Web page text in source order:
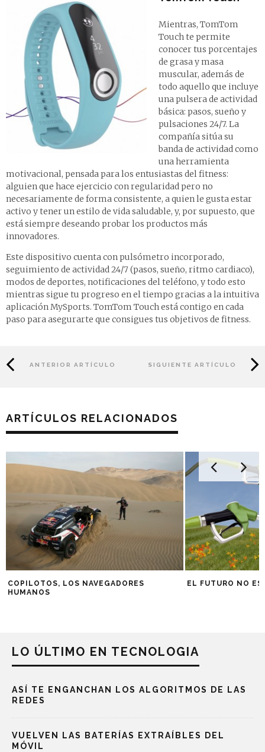
Mientras, TomTom
Touch te permite
conocer tus porcentajes
de grasa y masa
muscular, además de
todo aquello que incluye
una pulsera de actividad
básica: pasos, sueño y
pulsaciones 24/7. La
compañía sitúa su
banda de actividad como
una herramienta
motivacional, pensada para los entusiastas del fitness:
alguien que hace ejercicio con regularidad pero no
necesariamente de forma consistente, a quien le gusta estar
activo y tener un estilo de vida saludable, y, por supuesto, que
está siempre deseando probar los productos más
innovadores.
Este dispositivo cuenta con pulsómetro incorporado,
seguimiento de actividad 24/7 (pasos, sueño, ritmo cardiaco),
modos de deportes, notificaciones del teléfono, y todo esto
mientras sigue tu progreso en el tiempo gracias a la intuitiva
aplicación MySports. TomTom Touch está contigo en cada
paso para asegurarte que consigues tus objetivos de fitness.
ANTERIOR ARTÍCULO SIGUIENTE ARTÍCULO
ARTÍCULOS RELACIONADOS
COPILOTOS, LOS NAVEGADORES
HUMANOS
EL FUTURO NO
LO ÚLTIMO EN TECNOLOGIA
ASÍ TE ENGANCHAN LOS ALGORITMOS DE LAS
REDES
VUELVEN LAS BATERÍAS EXTRAÍBLES DEL
MÓVIL